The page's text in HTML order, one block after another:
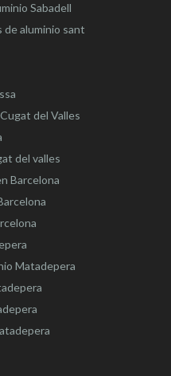
Sabadell
aluminio sant
del Valles
del valles
Barcelona
Matadepera